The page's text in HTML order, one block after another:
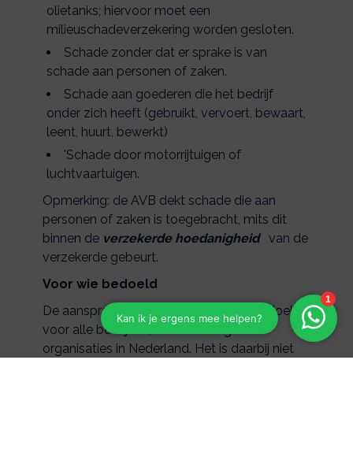
olietanks; hiervoor moet een
milieuschadeverzekering worden gesloten.
Schade zonder dat er sprake is van
schade aan personen of zaken.
Schade aan goederen die het bedrijf
onder zich heeft (gebruikt, vervoert, bewaart,
leent, huurt, bewerkt)
'Schade door motorrijtuigen of
luchtvaartuigen.
Opmerking: de AVB dekt schade die aan
personen of zaken is toegebracht, mits dit
binnen de verzekerde hoedanigheid
van de
verzekerde gebeurt.
Voor wie bedoeld
De aansprakelijkheids verzekering is bedoeld
voor alle bedrijven, ondernemingen en
organisaties in Nederland. Het is daarbij niet